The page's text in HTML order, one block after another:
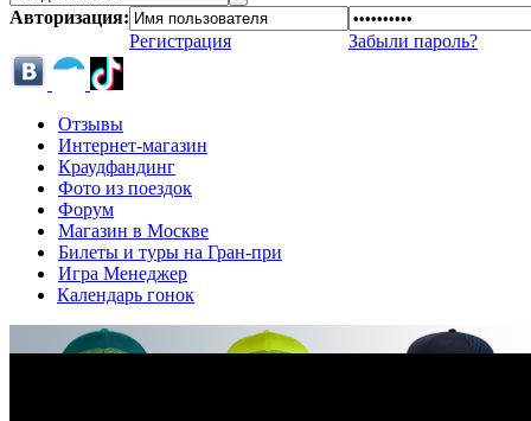
Авторизация:
Регистрация
Забыли пароль?
Отзывы
Интернет-магазин
Краудфандинг
Фото из поездок
Форум
Магазин в Москве
Билеты и туры на Гран-при
Игра Менеджер
Календарь гонок